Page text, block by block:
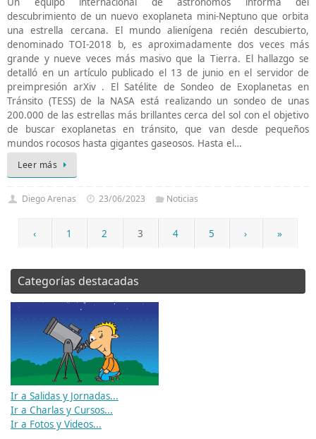
descubrimiento de un nuevo exoplaneta mini-Neptuno que orbita
una estrella cercana. El mundo alienígena recién descubierto,
denominado TOI-2018 b, es aproximadamente dos veces más
grande y nueve veces más masivo que la Tierra. El hallazgo se
detalló en un artículo publicado el 13 de junio en el servidor de
preimpresión arXiv . El Satélite de Sondeo de Exoplanetas en
Tránsito (TESS) de la NASA está realizando un sondeo de unas
200.000 de las estrellas más brillantes cerca del sol con el objetivo
de buscar exoplanetas en tránsito, que van desde pequeños
mundos rocosos hasta gigantes gaseosos. Hasta el…
Leer más
Diego Arenas 23/06/2023 Noticias
‹ 1 2 3 4 5 › »
Categorías destacadas
Ir a Salidas y Jornadas...
Ir a Charlas y Cursos...
Ir a Fotos y Videos...